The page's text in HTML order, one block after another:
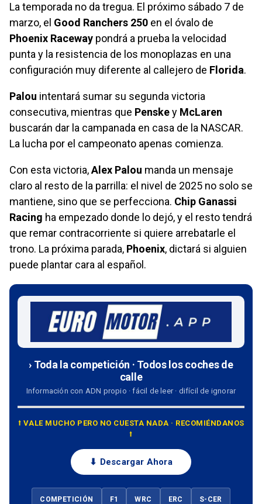
La temporada no da tregua. El próximo sábado 7 de
marzo, el Good Ranchers 250 en el óvalo de
Phoenix Raceway pondrá a prueba la velocidad
punta y la resistencia de los monoplazas en una
configuración muy diferente al callejero de Florida.
Palou intentará sumar su segunda victoria
consecutiva, mientras que Penskey McLaren
buscarán dar la campanada en casa de la NASCAR.
La lucha por el campeonato apenas comienza.
Con esta victoria,Alex Palou manda un mensaje
claro al resto de la parrilla: el nivel de 2025 no solo se
mantiene, sino que se perfecciona. Chip Ganassi
Racing ha empezado donde lo dejó, y el resto tendrá
que remar contracorriente si quiere arrebatarle el
trono. La próxima parada, Phoenix, dictará si alguien
puede plantar cara al español.
› Toda la competición · Todos los coches de
calle
Información con ADN propio · fácil de leer · difícil de ignorar
⭡ VALE MUCHO PERO NO CUESTA NADA · RECOMIÉNDANOS
⭡
⬇ Descargar Ahora
COMPETICIÓN F1 WRC ERC S-CER